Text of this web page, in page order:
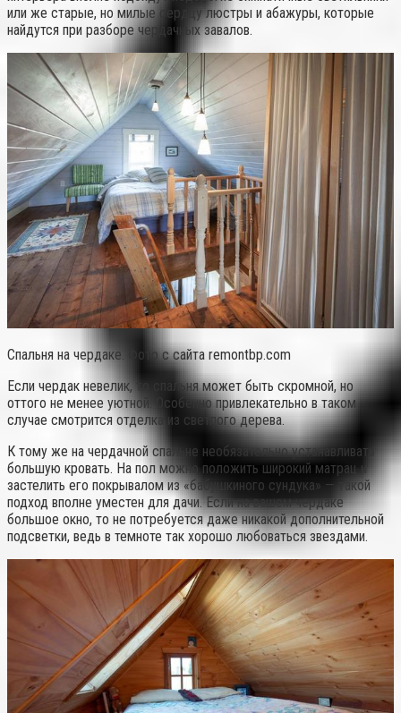
или же старые, но милые сердцу люстры и абажуры, которые
найдутся при разборе чердачных завалов.
Спальня на чердаке. Фото с сайта remontbp.com
Если чердак невелик, то спальня может быть скромной, но
оттого не менее уютной. Особенно привлекательно в таком
случае смотрится отделка из светлого дерева.
К тому же на чердачной спальне необязательно устанавливать
большую кровать. На пол можно положить широкий матрац и
застелить его покрывалом из «бабушкиного сундука» — такой
подход вполне уместен для дачи. Если на вашем чердаке
большое окно, то не потребуется даже никакой дополнительной
подсветки, ведь в темноте так хорошо любоваться звездами.